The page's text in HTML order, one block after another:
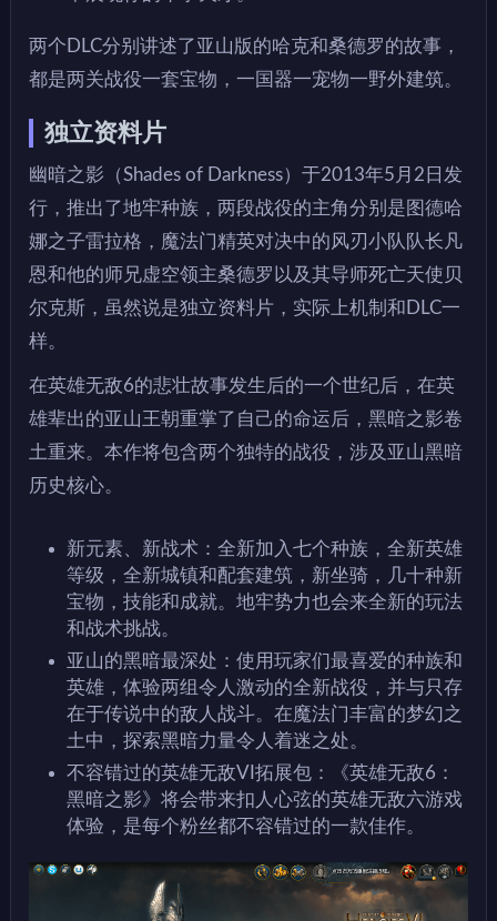
两个DLC分别讲述了亚山版的哈克和桑德罗的故事，
都是两关战役一套宝物，一国器一宠物一野外建筑。
独立资料片
幽暗之影（Shades of Darkness）于2013年5月2日发
行，推出了地牢种族，两段战役的主角分别是图德哈
娜之子雷拉格，魔法门精英对决中的风刃小队队长凡
恩和他的师兄虚空领主桑德罗以及其导师死亡天使贝
尔克斯，虽然说是独立资料片，实际上机制和DLC一
样。
在英雄无敌6的悲壮故事发生后的一个世纪后，在英
雄辈出的亚山王朝重掌了自己的命运后，黑暗之影卷
土重来。本作将包含两个独特的战役，涉及亚山黑暗
历史核心。
新元素、新战术：全新加入七个种族，全新英雄
等级，全新城镇和配套建筑，新坐骑，几十种新
宝物，技能和成就。地牢势力也会来全新的玩法
和战术挑战。
亚山的黑暗最深处：使用玩家们最喜爱的种族和
英雄，体验两组令人激动的全新战役，并与只存
在于传说中的敌人战斗。在魔法门丰富的梦幻之
土中，探索黑暗力量令人着迷之处。
不容错过的英雄无敌VI拓展包：《英雄无敌6：
黑暗之影》将会带来扣人心弦的英雄无敌六游戏
体验，是每个粉丝都不容错过的一款佳作。